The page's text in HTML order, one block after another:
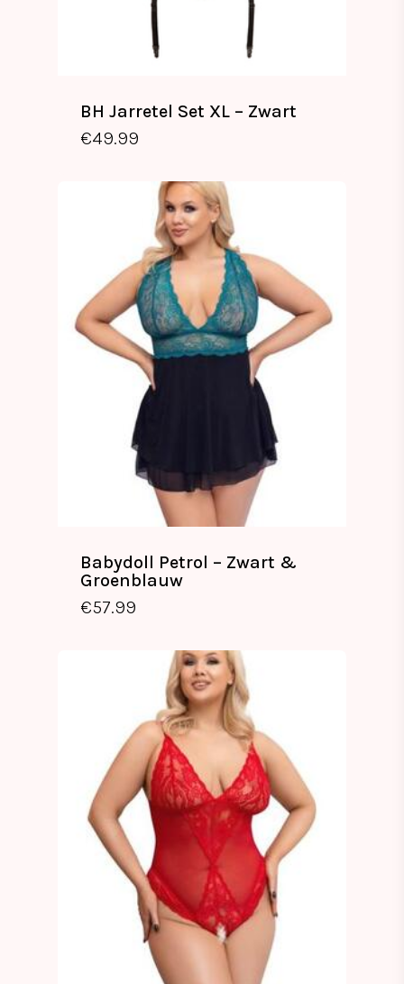
BH Jarretel Set XL – Zwart
€49.99
Babydoll Petrol – Zwart &
Groenblauw
€57.99